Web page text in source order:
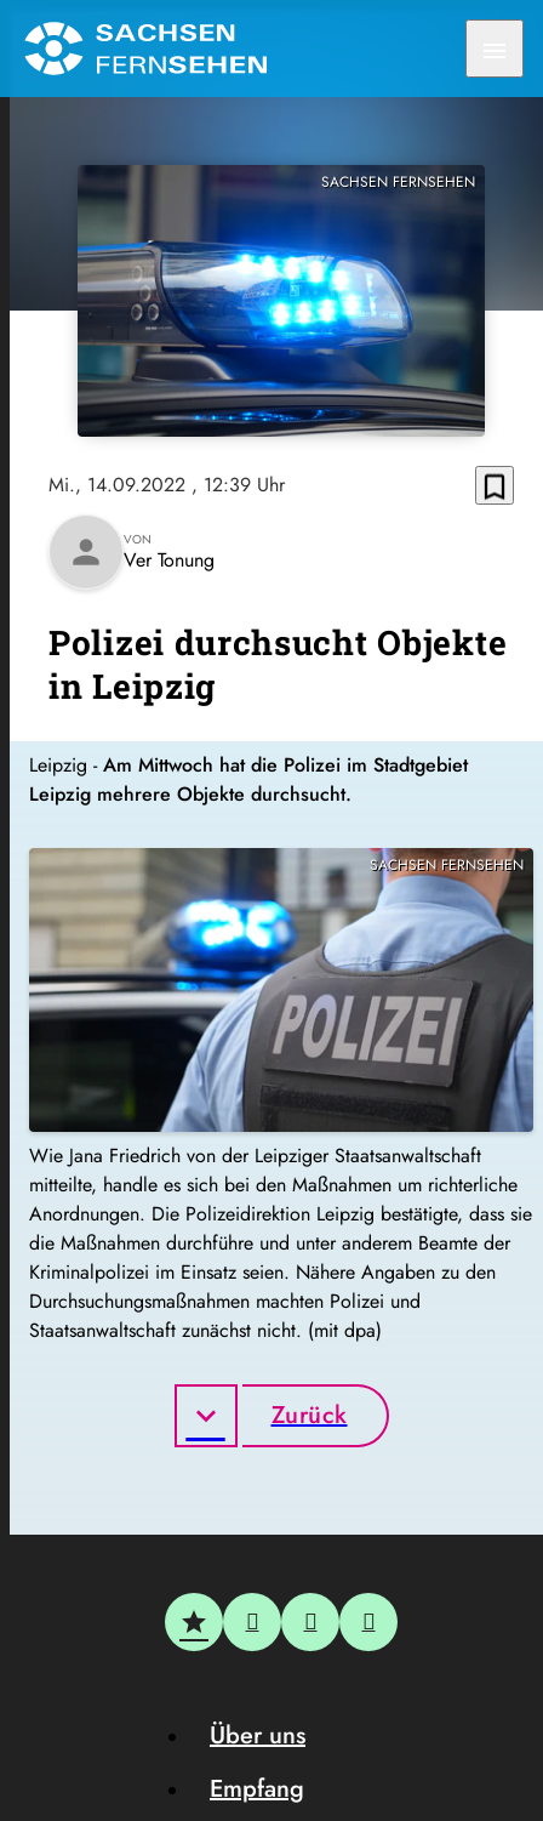
SACHSEN FERNSEHEN
Mi., 14.09.2022 , 12:39 Uhr bookmark_border
person VON
Ver Tonung
Polizei durchsucht Objekte
in Leipzig
Leipzig -Am Mittwoch hat die Polizei im Stadtgebiet
Leipzig mehrere Objekte durchsucht.
SACHSEN FERNSEHEN
Wie Jana Friedrich von der Leipziger Staatsanwaltschaft
mitteilte, handle es sich bei den Maßnahmen um richterliche
Anordnungen. Die Polizeidirektion Leipzig bestätigte, dass sie
die Maßnahmen durchführe und unter anderem Beamte der
Kriminalpolizei im Einsatz seien. Nähere Angaben zu den
Durchsuchungsmaßnahmen machten Polizei und
Staatsanwaltschaft zunächst nicht. (mit dpa)
Zurück
Über uns
Empfang